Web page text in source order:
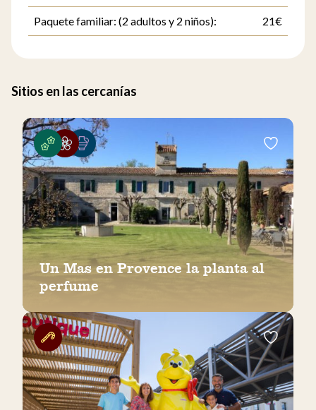
Paquete familiar: (2 adultos y 2 niños): 21€
Sitios en las cercanías
Un Mas en Provence la planta al
perfume